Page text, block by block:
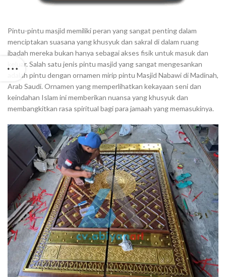
Pintu-pintu masjid memiliki peran yang sangat penting dalam
menciptakan suasana yang khusyuk dan sakral di dalam ruang
ibadah mereka bukan hanya sebagai akses fisik untuk masuk dan
keluar. Salah satu jenis pintu masjid yang sangat mengesankan
adalah pintu dengan ornamen mirip pintu Masjid Nabawi di Madinah,
Arab Saudi. Ornamen yang memperlihatkan kekayaan seni dan
keindahan Islam ini memberikan nuansa yang khusyuk dan
membangkitkan rasa spiritual bagi para jamaah yang memasukinya.